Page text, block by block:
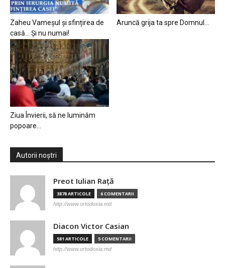
Zaheu Vameșul și sfințirea de
casă… Și nu numai!
Aruncă grija ta spre Domnul…
Ziua Învierii, să ne luminăm
popoare…
Autorii noștri
Preot Iulian Raţă
3878 ARTICOLE 6 COMENTARII
http://www.ortodoxia.md
Diacon Victor Casian
581 ARTICOLE 5 COMENTARII
http://www.ortodoxia.md